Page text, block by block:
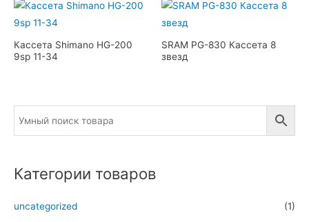
Кассета Shimano HG-200
9sp 11-34
SRAM PG-830 Кассета 8
звезд
Категории товаров
uncategorized (1)